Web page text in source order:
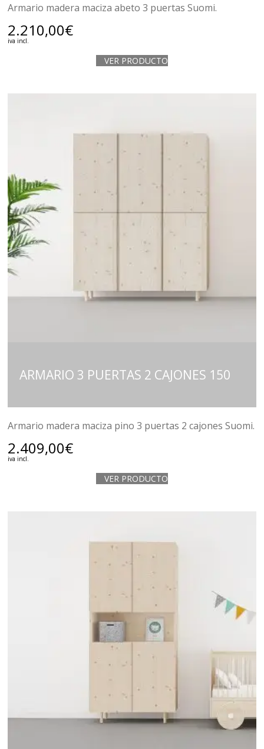
Armario madera maciza abeto 3 puertas Suomi.
2.210,00€
iva incl.
VER PRODUCTO
ARMARIO 3 PUERTAS 2 CAJONES 150
Armario madera maciza pino 3 puertas 2 cajones Suomi.
2.409,00€
iva incl.
VER PRODUCTO